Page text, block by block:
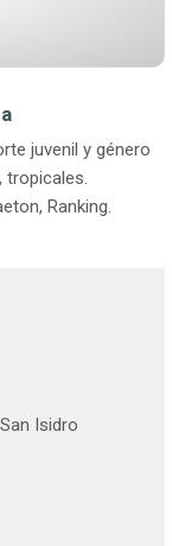
juvenil y género
tropicales.
Ranking.
Isidro